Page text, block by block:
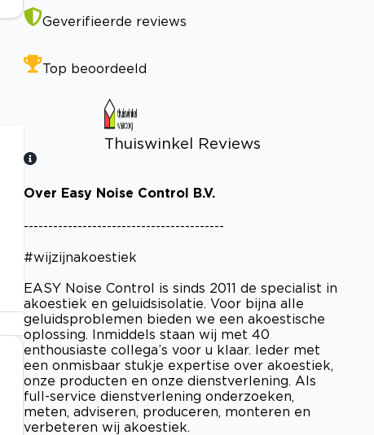
Geverifieerde reviews
Top beoordeeld
Thuiswinkel Reviews
Bekijk certificaat
Over Easy Noise Control B.V.
-----------------------------------------
#wijzijnakoestiek
EASY Noise Control is sinds 2011 de specialist in
akoestiek en geluidsisolatie. Voor bijna alle
geluidsproblemen bieden we een akoestische
oplossing. Inmiddels staan wij met 40
enthousiaste collega’s voor u klaar. Ieder met
een onmisbaar stukje expertise over akoestiek,
onze producten en onze dienstverlening. Als
full-service dienstverlening onderzoeken,
meten, adviseren, produceren, monteren en
verbeteren wij akoestiek.